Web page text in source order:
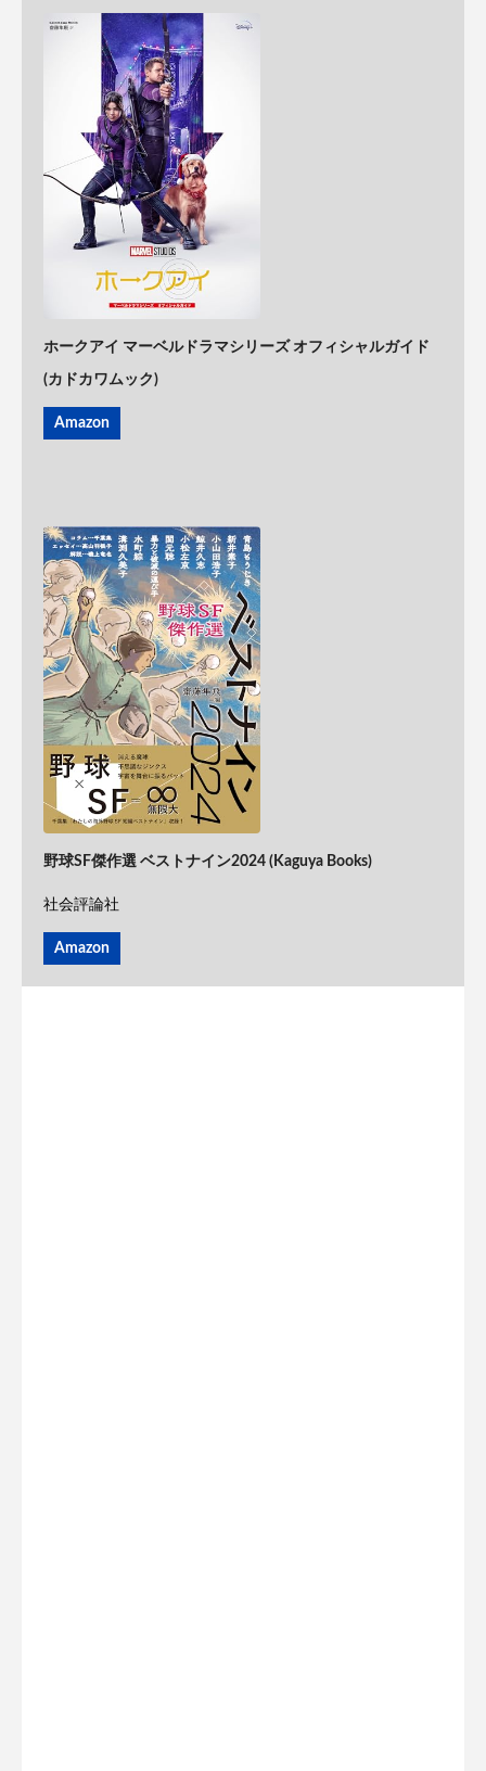
ホークアイ マーベルドラマシリーズ オフィシャルガイド
(カドカワムック)
Amazon
野球SF傑作選 ベストナイン2024 (Kaguya Books)
社会評論社
Amazon